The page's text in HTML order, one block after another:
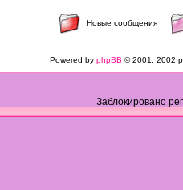
Новые сообщения
Powered by phpBB © 2001, 2002
Заблокировано